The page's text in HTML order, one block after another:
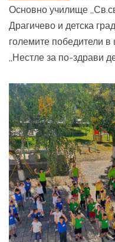
Основно училище
Драгичево и детска
големите победители
„Нестле за по-здрави